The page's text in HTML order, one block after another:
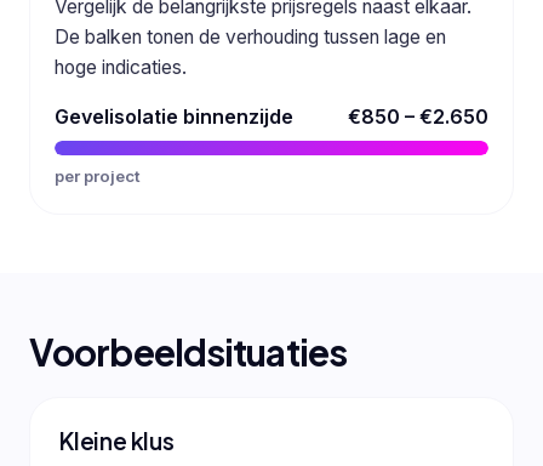
Vergelijk de belangrijkste prijsregels naast elkaar.
De balken tonen de verhouding tussen lage en
hoge indicaties.
Gevelisolatie binnenzijde €850 – €2.650
per project
Voorbeeldsituaties
Kleine klus